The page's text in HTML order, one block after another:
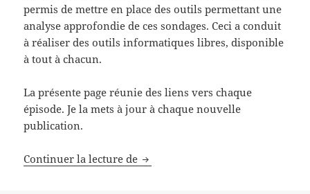
permis de mettre en place des outils permettant une
analyse approfondie de ces sondages. Ceci a conduit
à réaliser des outils informatiques libres, disponible
à tout à chacun.
La présente page réunie des liens vers chaque
épisode. Je la mets à jour à chaque nouvelle
publication.
Continuer la lecture de La Geste des statistiques et de